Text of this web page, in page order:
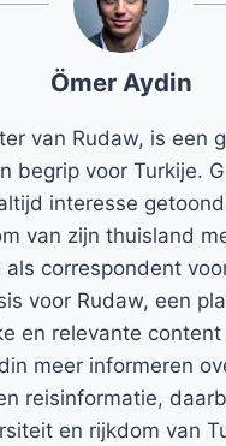
Ömer Aydin
van Rudaw, is een
begrip voor Turkije.
interesse
van zijn thuisland
correspondent
voor Rudaw, een
en relevante
meer informeren
reisinformatie,
en rijkdom van